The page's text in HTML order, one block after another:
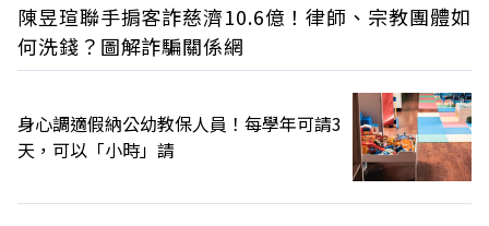
陳昱瑄聯手掮客詐慈濟10.6億！律師、宗教團體如
何洗錢？圖解詐騙關係網
身心調適假納公幼教保人員！每學年可請3
天，可以「小時」請